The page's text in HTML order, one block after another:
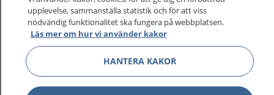
Visa
upplevelse, sammanställa statistik och för att viss
nödvändig funktionalitet ska fungera på webbplatsen.
Läs mer om hur vi använder kakor
HANTERA KAKOR